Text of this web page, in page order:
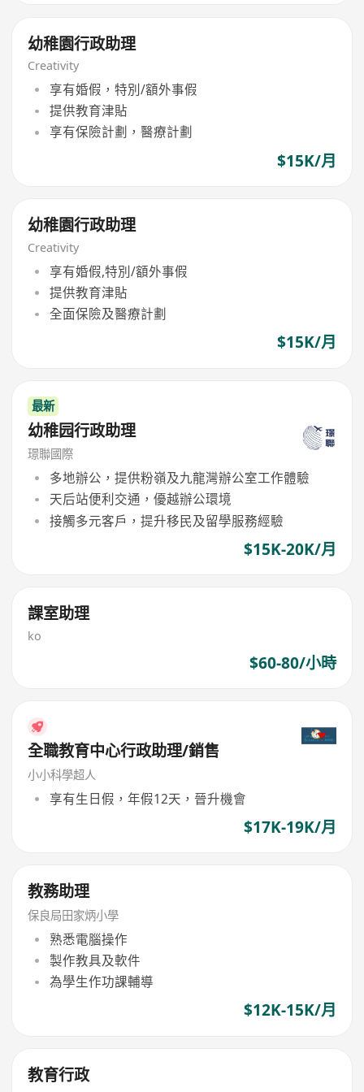
幼稚園行政助理
Creativity
享有婚假，特別/額外事假
提供教育津貼
享有保險計劃，醫療計劃
$15K/月
幼稚園行政助理
Creativity
享有婚假,特別/額外事假
提供教育津貼
全面保險及醫療計劃
$15K/月
最新
幼稚园行政助理
璟聯國際
多地辦公，提供粉嶺及九龍灣辦公室工作體驗
天后站便利交通，優越辦公環境
接觸多元客戶，提升移民及留學服務經驗
$15K-20K/月
課室助理
ko
$60-80/小時
全職教育中心行政助理/銷售
小小科學超人
享有生日假，年假12天，晉升機會
$17K-19K/月
教務助理
保良局田家炳小學
熟悉電腦操作
製作教具及軟件
為學生作功課輔導
$12K-15K/月
教育行政